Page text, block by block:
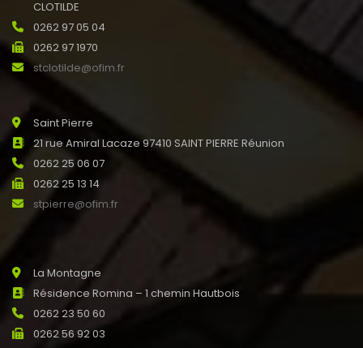
CLOTILDE
0262 97 05 04
0262 97 1970
stclotilde@ofim.fr
Saint Pierre
21 rue Amiral Lacaze 97410 SAINT PIERRE Réunion
0262 25 06 07
0262 25 13 14
stpierre@ofim.fr
La Montagne
Résidence Romina – 1 chemin Hautbois
0262 23 50 60
0262 56 92 03